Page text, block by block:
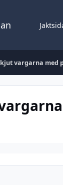
vargarna med